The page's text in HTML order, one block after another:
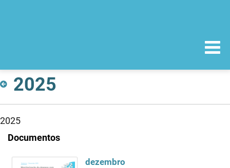
2025
2025
Documentos
dezembro